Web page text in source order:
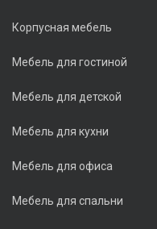
Корпусная мебель
Мебель для гостиной
Мебель для детской
Мебель для кухни
Мебель для офиса
Мебель для спальни